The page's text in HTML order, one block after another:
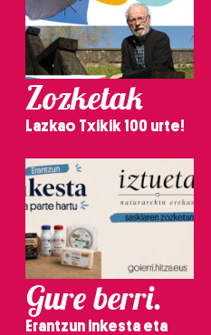
Zozketak
Lazkao Txikik 100 urte!
Gure berri.
Erantzun inkesta eta